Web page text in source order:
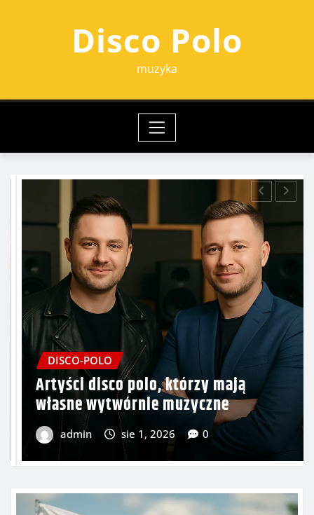
Disco Polo
muzyka
DISCO-POLO
5 piosenek disco polo, które przeszły
do historii polskiego internetu
admin lip 30, 2026 0